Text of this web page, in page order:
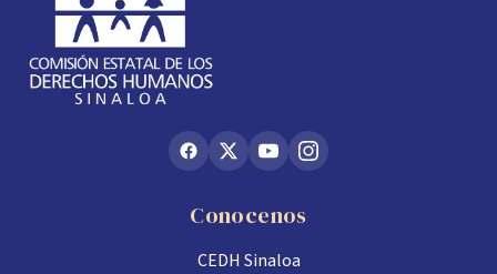
Conocenos
CEDH Sinaloa